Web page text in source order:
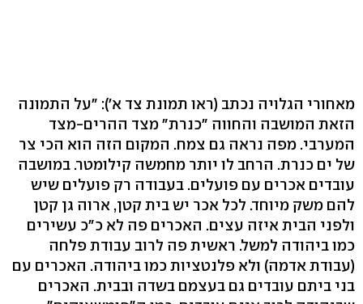
מאחורי הגלויה נכתב (ראו תמונת צד א'): "על התמונה
הזאת המושבה והחווה "כנרת" מצד ההרים-מצד
המערבי. מפה נראה גם צמח. המקום הזה הוא הכי צר
של ים כנרת. הרחב לו יותר מחמשה קילומטר. במושבה
עובדים אכרים עם פועלים. בעבודה רק פועלים שיש
להם משק מיוחד. לכל אכר יש בית קטן, ארוה גן קטן
ולפני הבית איזה עצים. האכרים פה לא כ"כ עשירים
כמו ביהודה למשל. ראשית פה לרוב עבודת פלחה
(עבודת אדמה) ולא פלנטציות כמו ביהודה. האכרים עם
בני ביתם עובדים גם בעצמם בשדה ובבית. האכרים